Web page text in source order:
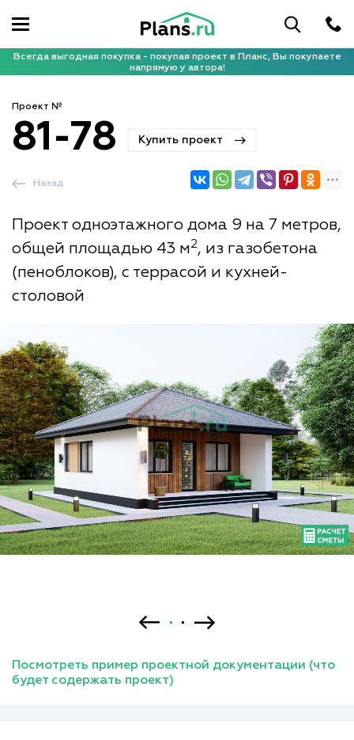
Всегда выгодная покупка - покупая проект в Планс, Вы покупаете
напрямую у автора!
Проект №
81-78 Купить проект
Проект одноэтажного дома 9 на 7 метров,
общей площадью 43 м2, из газобетона
(пеноблоков), с террасой и кухней-
столовой
Назад
Посмотреть пример проектной документации (что
будет содержать проект)